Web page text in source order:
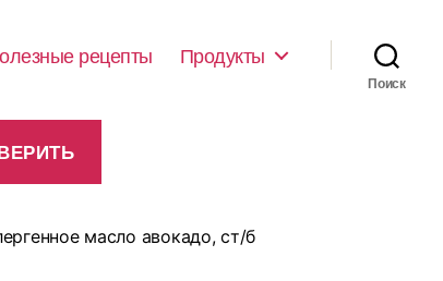
рецепты Продукты
Поиск
масло авокадо, ст/б